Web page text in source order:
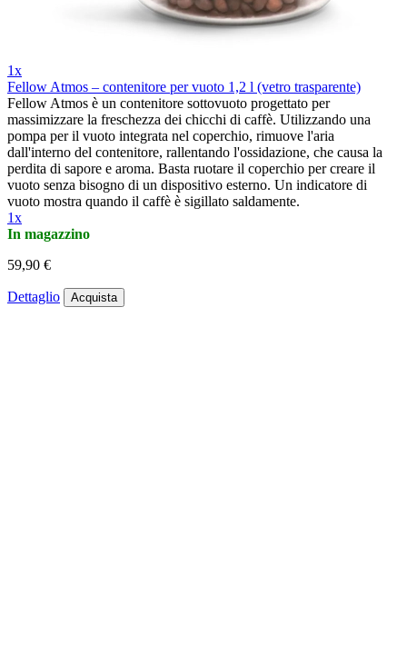
1x
Fellow Atmos – contenitore per vuoto 1,2 l (vetro trasparente)
Fellow Atmos è un contenitore sottovuoto progettato per
massimizzare la freschezza dei chicchi di caffè. Utilizzando una
pompa per il vuoto integrata nel coperchio, rimuove l'aria
dall'interno del contenitore, rallentando l'ossidazione, che causa la
perdita di sapore e aroma. Basta ruotare il coperchio per creare il
vuoto senza bisogno di un dispositivo esterno. Un indicatore di
vuoto mostra quando il caffè è sigillato saldamente.
1x
In magazzino
59,90 €
Dettaglio Acquista